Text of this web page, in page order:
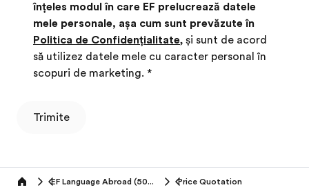
înțeles modul în care EF prelucrează datele
mele personale, așa cum sunt prevăzute în
Politica de Confidențialitate, și sunt de acord
să utilizez datele mele cu caracter personal în
scopuri de marketing. *
Trimite
Home EF Language Abroad (50+ years) Price Quotation